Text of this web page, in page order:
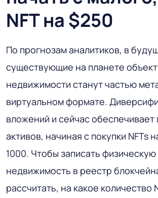
NFT на $250
По прогнозам аналитиков, в
существующие на планете
недвижимости станут частью
виртуальном формате.
вложений и сейчас обеспечивает
активов, начиная с покупки NFTs
1000. Чтобы записать физическую
недвижимость в реестр
рассчитать, на какое количество